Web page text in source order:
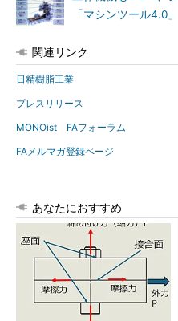
「マシンツール4.0」
関連リンク
日精樹脂工業
プレスリリース
MONOist FAフォーラム
FAメルマガ登録ページ
あなたにおすすめ